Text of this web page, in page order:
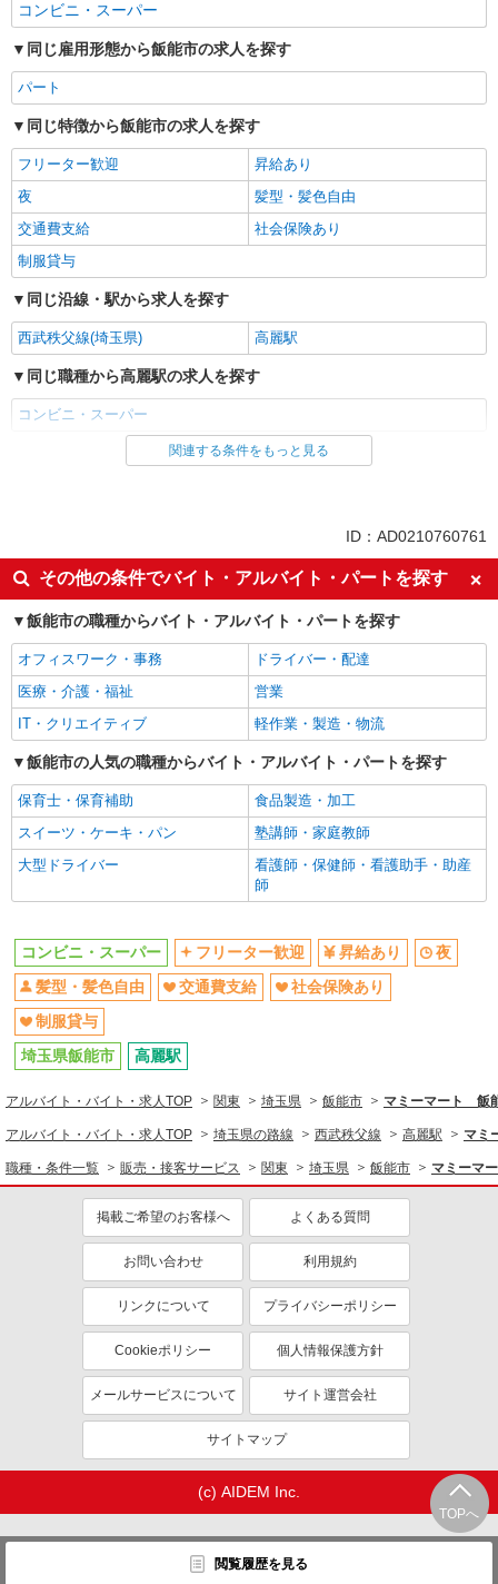
コンビニ・スーパー
同じ雇用形態から飯能市の求人を探す
パート
同じ特徴から飯能市の求人を探す
フリーター歓迎
昇給あり
夜
髪型・髪色自由
交通費支給
社会保険あり
制服貸与
同じ沿線・駅から求人を探す
西武秩父線(埼玉県) 高麗駅
同じ職種から高麗駅の求人を探す
コンビニ・スーパー
同じ雇用形態から高麗駅の求人を探す
フリーター歓迎
昇給あり
夜
髪型・髪色自由
交通費支給
社会保険あり
制服貸与
同じ職種から求人を探す
販売・接客サービス
コンビニ・スーパー
同じ特徴から求人を探す
交通費支給 社会保険あり
関連する条件をもっと見る
ID：AD0210760761
その他の条件でバイト・アルバイト・パートを探す
飯能市の職種からバイト・アルバイト・パートを探す
オフィスワーク・事務
ドライバー・配達
医療・介護・福祉
営業
IT・クリエイティブ
軽作業・製造・物流
飯能市の人気の職種からバイト・アルバイト・パートを探す
保育士・保育補助
食品製造・加工
スイーツ・ケーキ・パン
塾講師・家庭教師
大型ドライバー
看護師・保健師・看護助手・助産
師
TOPへ
閲覧履歴を見る
コンビニ・スーパー フリーター歓迎 昇給あり
夜
髪型・髪色自由
交通費支給
社会保険あり
制服貸与
埼玉県飯能市
高麗駅
アルバイト・バイト・求人TOP 関東 埼玉県 飯能市 マミーマート 飯
アルバイト・バイト・求人TOP 埼玉県の路線 西武秩父線 高麗駅 マミ
職種・条件一覧 販売・接客サービス 関東 埼玉県 飯能市 マミーマ
掲載ご希望のお客様へ よくある質問
お問い合わせ 利用規約
リンクについて プライバシーポリシー
Cookieポリシー 個人情報保護方針
メールサービスについて サイト運営会社
サイトマップ
(c) AIDEM Inc.